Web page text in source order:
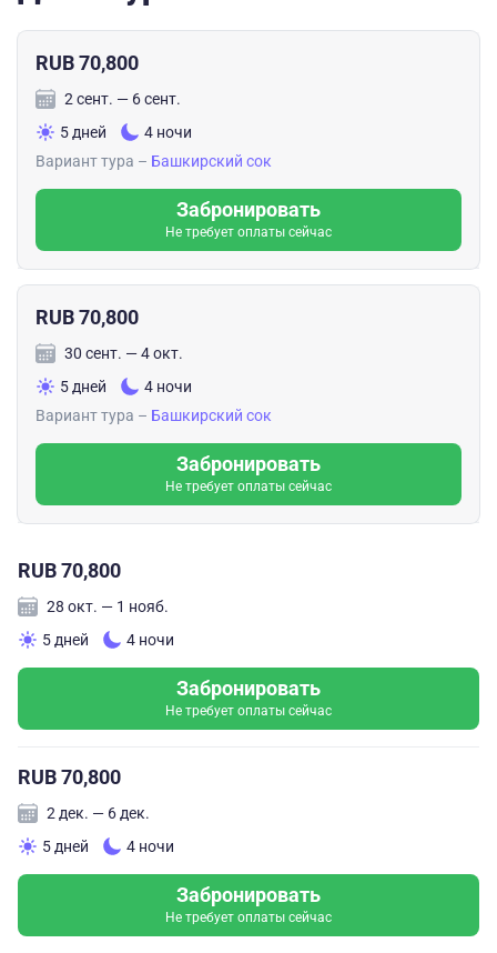
RUB 70,800
2 сент. — 6 сент.
5 дней
4 ночи
Вариант тура – Башкирский сок
Забронировать
Не требует оплаты сейчас
RUB 70,800
30 сент. — 4 окт.
5 дней
4 ночи
Вариант тура – Башкирский сок
Забронировать
Не требует оплаты сейчас
RUB 70,800
28 окт. — 1 нояб.
5 дней
4 ночи
Забронировать
Не требует оплаты сейчас
RUB 70,800
2 дек. — 6 дек.
5 дней
4 ночи
Забронировать
Не требует оплаты сейчас